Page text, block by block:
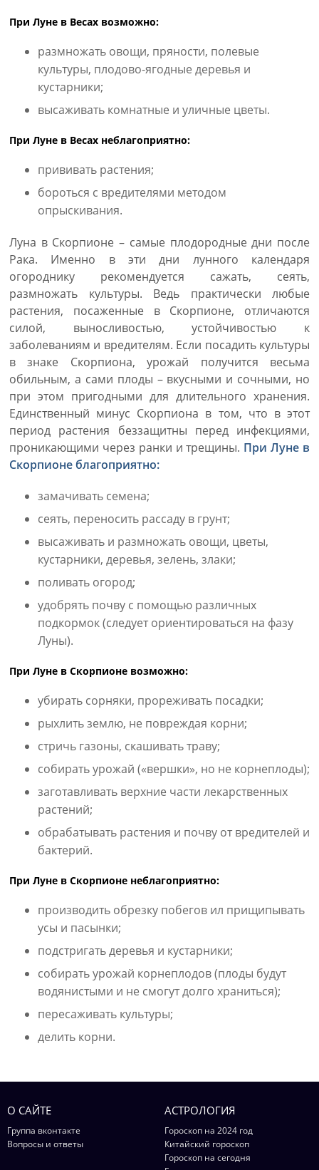
При Луне в Весах возможно:
размножать овощи, пряности, полевые
культуры, плодово-ягодные деревья и
кустарники;
высаживать комнатные и уличные цветы.
При Луне в Весах неблагоприятно:
прививать растения;
бороться с вредителями методом
опрыскивания.
Луна в Скорпионе – самые плодородные дни после
Рака. Именно в эти дни лунного календаря
огороднику рекомендуется сажать, сеять,
размножать культуры. Ведь практически любые
растения, посаженные в Скорпионе, отличаются
силой, выносливостью, устойчивостью к
заболеваниям и вредителям. Если посадить культуры
в знаке Скорпиона, урожай получится весьма
обильным, а сами плоды – вкусными и сочными, но
при этом пригодными для длительного хранения.
Единственный минус Скорпиона в том, что в этот
период растения беззащитны перед инфекциями,
проникающими через ранки и трещины. При Луне в
Скорпионе благоприятно:
замачивать семена;
сеять, переносить рассаду в грунт;
высаживать и размножать овощи, цветы,
кустарники, деревья, зелень, злаки;
поливать огород;
удобрять почву с помощью различных
подкормок (следует ориентироваться на фазу
Луны).
При Луне в Скорпионе возможно:
убирать сорняки, прореживать посадки;
рыхлить землю, не повреждая корни;
стричь газоны, скашивать траву;
собирать урожай («вершки», но не корнеплоды);
заготавливать верхние части лекарственных
растений;
обрабатывать растения и почву от вредителей и
бактерий.
При Луне в Скорпионе неблагоприятно:
производить обрезку побегов ил прищипывать
усы и пасынки;
подстригать деревья и кустарники;
собирать урожай корнеплодов (плоды будут
водянистыми и не смогут долго храниться);
пересаживать культуры;
делить корни.
О САЙТЕ
Группа вконтакте
Вопросы и ответы
АСТРОЛОГИЯ
Гороскоп на 2024 год
Китайский гороскоп
Гороскоп на сегодня